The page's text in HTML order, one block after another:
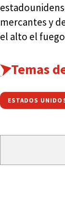
mercantes y
el alto el
Temas
ESTADOS